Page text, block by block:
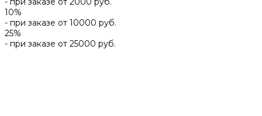
10%
- при заказе от 10000 руб.
25%
- при заказе от 25000 руб.